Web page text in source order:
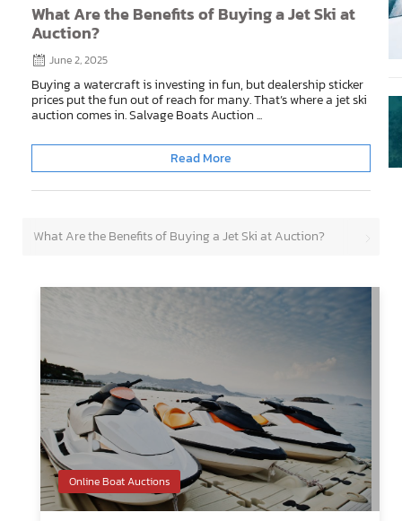
What Are the Benefits of Buying a Jet Ski at
Auction?
June 2, 2025
Buying a watercraft is investing in fun, but dealership sticker
prices put the fun out of reach for many. That’s where a jet ski
auction comes in. Salvage Boats Auction ...
Read More
What Are the Benefits of Buying a Jet Ski at Auction?
Online Boat Auctions